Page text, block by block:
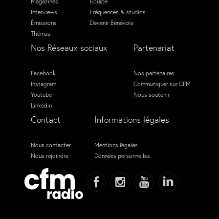
Interviews
Émissions
Thémas
Fréquences & studios
Devenir Bénévole
Nos Réseaux sociaux
Facebook
Instagram
Youtube
Linkedin
Partenariat
Nos partenaires
Communiquer sur CFM
Nous soutenir
Contact
Nous contacter
Nous rejoindre
Informations légales
Mentions légales
Données personnelles